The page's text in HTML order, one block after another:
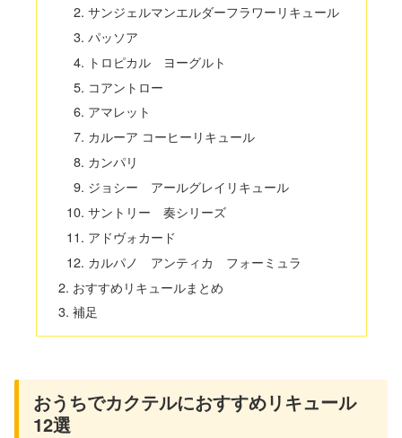
サンジェルマンエルダーフラワーリキュール
パッソア
トロピカル ヨーグルト
コアントロー
アマレット
カルーア コーヒーリキュール
カンパリ
ジョシー アールグレイリキュール
サントリー 奏シリーズ
アドヴォカード
カルパノ アンティカ フォーミュラ
おすすめリキュールまとめ
補足
おうちでカクテルにおすすめリキュール
12選